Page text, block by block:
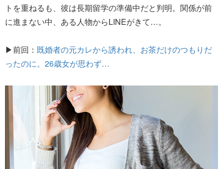
トを重ねるも、彼は長期留学の準備中だと判明。関係が前
に進まない中、ある人物からLINEがきて…。
▶前回： 既婚者の元カレから誘われ、お茶だけのつもりだ
ったのに。26歳女が思わず…